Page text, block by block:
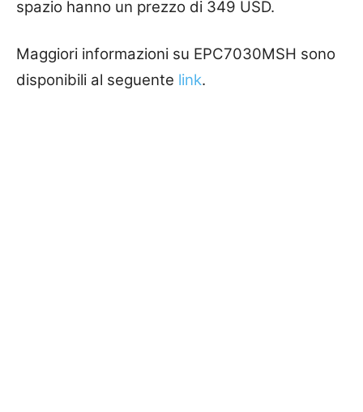
spazio hanno un prezzo di 349 USD.
Maggiori informazioni su EPC7030MSH sono
disponibili al seguente link.